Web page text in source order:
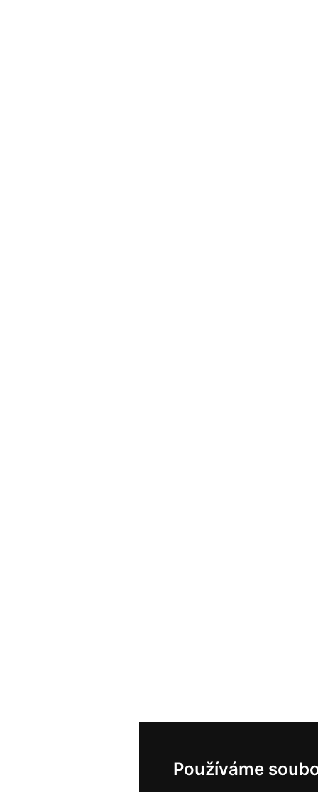
Používáme